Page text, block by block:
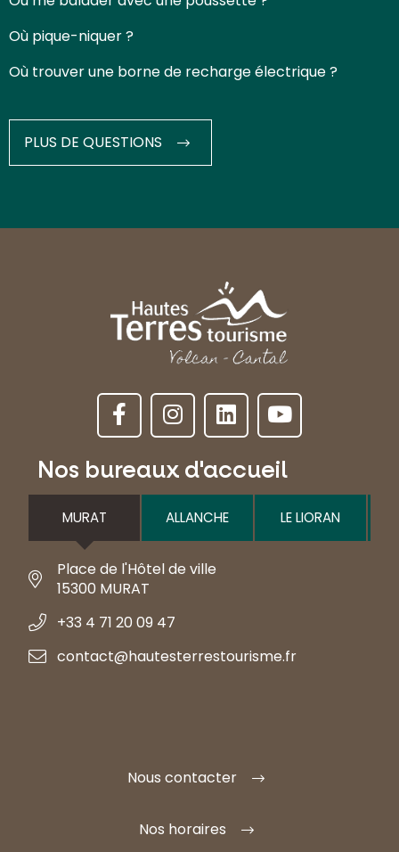
Où pique-niquer ?
Où trouver une borne de recharge électrique ?
PLUS DE QUESTIONS
Nos bureaux d'accueil
MURAT ALLANCHE LE LIORAN
Place de l'Hôtel de ville
15300 MURAT
+33 4 71 20 09 47
contact@hautesterrestourisme.fr
Nous contacter
Nos horaires